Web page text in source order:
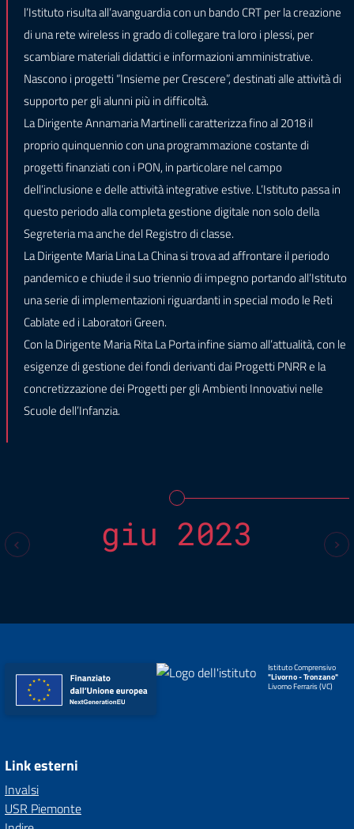
l’Istituto risulta all’avanguardia con un bando CRT per la creazione
di una rete wireless in grado di collegare tra loro i plessi, per
scambiare materiali didattici e informazioni amministrative.
Nascono i progetti “Insieme per Crescere”, destinati alle attività di
supporto per gli alunni più in difficoltà.
La Dirigente Annamaria Martinelli caratterizza fino al 2018 il
proprio quinquennio con una programmazione costante di
progetti finanziati con i PON, in particolare nel campo
dell’inclusione e delle attività integrative estive. L’Istituto passa in
questo periodo alla completa gestione digitale non solo della
Segreteria ma anche del Registro di classe.
La Dirigente Maria Lina La China si trova ad affrontare il periodo
pandemico e chiude il suo triennio di impegno portando all’Istituto
una serie di implementazioni riguardanti in special modo le Reti
Cablate ed i Laboratori Green.
Con la Dirigente Maria Rita La Porta infine siamo all’attualità, con le
esigenze di gestione dei fondi derivanti dai Progetti PNRR e la
concretizzazione dei Progetti per gli Ambienti Innovativi nelle
Scuole dell’Infanzia.
giu 2023
Istituto Comprensivo
"Livorno - Tronzano"
Livorno Ferraris (VC)
Link esterni
Invalsi
USR Piemonte